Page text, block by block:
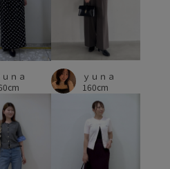
イルアップ スッキリ
ス セットアップ
フトタッチ タイト
プ チュニック
躍 デニムとの相性抜群
トレンド感 ニュアンスがある
ｕｎａ
ｙｕｎａ
160cm